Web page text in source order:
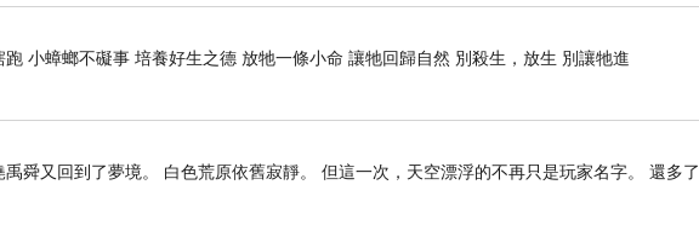
小蟑螂不礙事 培養好生之德 放牠一條小命 讓牠回歸自然 別殺生，放生 別讓牠進
舜又回到了夢境。 白色荒原依舊寂靜。 但這一次，天空漂浮的不再只是玩家名字。 還多了